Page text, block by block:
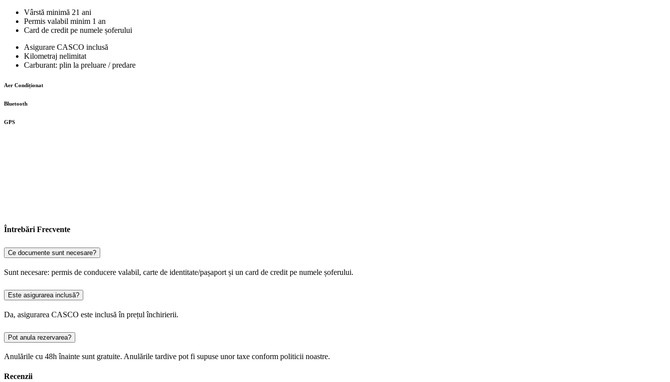
Vârstă minimă 21 ani
Permis valabil minim 1 an
Card de credit pe numele șoferului
Asigurare CASCO inclusă
Kilometraj nelimitat
Carburant: plin la preluare / predare
Aer Condiționat
Bluetooth
GPS
Întrebări Frecvente
Ce documente sunt necesare?
Sunt necesare: permis de conducere valabil, carte de identitate/pașaport și un card de credit pe numele șoferului.
Este asigurarea inclusă?
Da, asigurarea CASCO este inclusă în prețul închirierii.
Pot anula rezervarea?
Anulările cu 48h înainte sunt gratuite. Anulările tardive pot fi supuse unor taxe conform politicii noastre.
Recenzii